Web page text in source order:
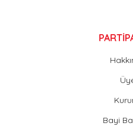
Bayi